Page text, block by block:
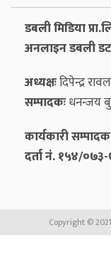
डबली मिडिया
अनलाइन डबली
अध्यक्षःदिपेन्द्र रावल
सम्पादकःधनन्‍जय
कार्यकारी
दर्ता नं. १५४/
Copyright ©